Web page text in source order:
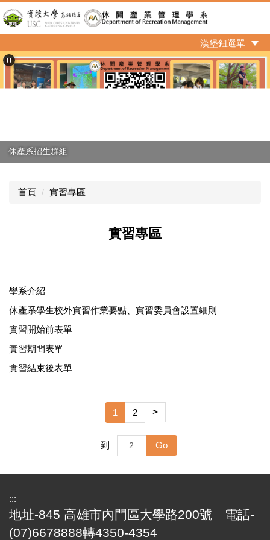
跳
到
主
內
容
區
漢堡鈕選單
休產系招生群組
首頁 實習專區
實習專區
學系介紹
休產系學生校外實習作業要點、實習委員會設置細則
實習開始前表單
實習期間表單
實習結束後表單
1 2 >
到 Go
:::
地址-845 高雄市內門區大學路200號 電話-
(07)6678888轉4350-4354